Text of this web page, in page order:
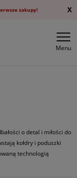
zakupy! X
Menu
o detal i miłości do
kołdry i poduszki
technologią